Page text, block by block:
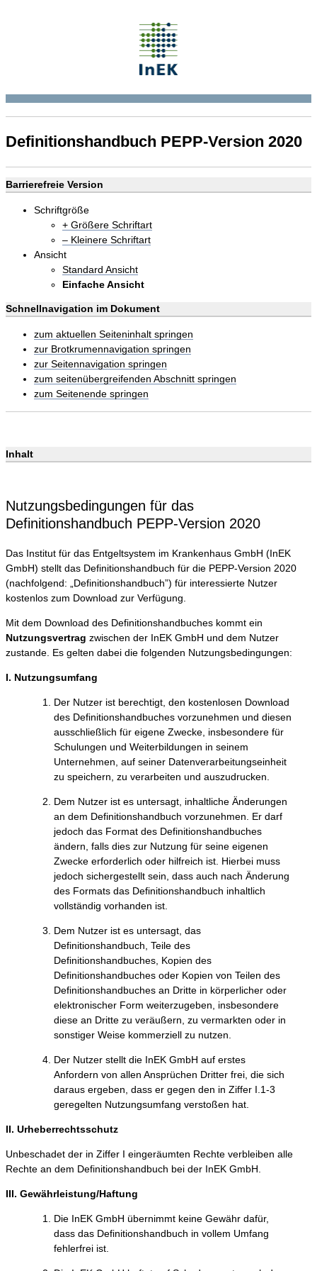
Definitionshandbuch PEPP-Version 2020
Barrierefreie Version
Schriftgröße
+ Größere Schriftart
– Kleinere Schriftart
Ansicht
Standard Ansicht
Einfache Ansicht
Schnellnavigation im Dokument
zum aktuellen Seiteninhalt springen
zur Brotkrumennavigation springen
zur Seitennavigation springen
zum seitenübergreifenden Abschnitt springen
zum Seitenende springen
Inhalt
Nutzungsbedingungen für das
Definitionshandbuch PEPP-Version 2020
Das Institut für das Entgeltsystem im Krankenhaus GmbH (InEK
GmbH) stellt das Definitionshandbuch für die PEPP-Version 2020
(nachfolgend: „Definitionshandbuch”) für interessierte Nutzer
kostenlos zum Download zur Verfügung.
Mit dem Download des Definitionshandbuches kommt ein
Nutzungsvertrag zwischen der InEK GmbH und dem Nutzer
zustande. Es gelten dabei die folgenden Nutzungsbedingungen:
I. Nutzungsumfang
Der Nutzer ist berechtigt, den kostenlosen Download
des Definitionshandbuches vorzunehmen und diesen
ausschließlich für eigene Zwecke, insbesondere für
Schulungen und Weiterbildungen in seinem
Unternehmen, auf seiner Datenverarbeitungseinheit
zu speichern, zu verarbeiten und auszudrucken.
Dem Nutzer ist es untersagt, inhaltliche Änderungen
an dem Definitionshandbuch vorzunehmen. Er darf
jedoch das Format des Definitionshandbuches
ändern, falls dies zur Nutzung für seine eigenen
Zwecke erforderlich oder hilfreich ist. Hierbei muss
jedoch sichergestellt sein, dass auch nach Änderung
des Formats das Definitionshandbuch inhaltlich
vollständig vorhanden ist.
Dem Nutzer ist es untersagt, das
Definitionshandbuch, Teile des
Definitionshandbuches, Kopien des
Definitionshandbuches oder Kopien von Teilen des
Definitionshandbuches an Dritte in körperlicher oder
elektronischer Form weiterzugeben, insbesondere
diese an Dritte zu veräußern, zu vermarkten oder in
sonstiger Weise kommerziell zu nutzen.
Der Nutzer stellt die InEK GmbH auf erstes
Anfordern von allen Ansprüchen Dritter frei, die sich
daraus ergeben, dass er gegen den in Ziffer I.1-3
geregelten Nutzungsumfang verstoßen hat.
II. Urheberrechtsschutz
Unbeschadet der in Ziffer I eingeräumten Rechte verbleiben alle
Rechte an dem Definitionshandbuch bei der InEK GmbH.
III. Gewährleistung/Haftung
Die InEK GmbH übernimmt keine Gewähr dafür,
dass das Definitionshandbuch in vollem Umfang
fehlerfrei ist.